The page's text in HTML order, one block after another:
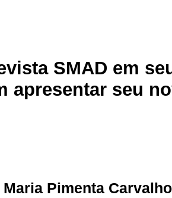
SMAD em
apresentar seu
Maria Pimenta Carvalho